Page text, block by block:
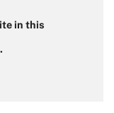
in this